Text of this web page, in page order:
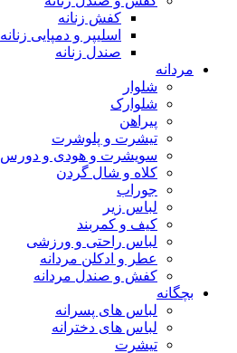
کفش زنانه
اسلیپر و دمپایی زنانه
صندل زنانه
مردانه
شلوار
شلوارک
پیراهن
تیشرت و پلوشرت
سویشرت و هودی و دورس
کلاه و شال گردن
جوراب
لباس زیر
کیف و کمربند
لباس راحتی و ورزشی
عطر و ادکلن مردانه
کفش و صندل مردانه
بچگانه
لباس های پسرانه
لباس های دخترانه
تیشرت